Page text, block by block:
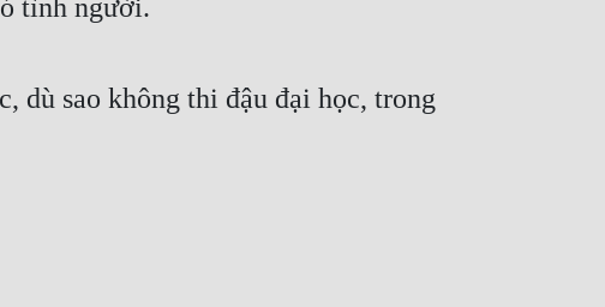
tình người.
dù sao không thi đậu đại học, trong